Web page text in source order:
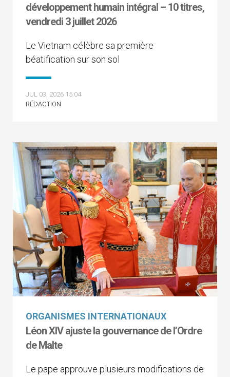
développement humain intégral – 10 titres,
vendredi 3 juillet 2026
Le Vietnam célèbre sa première
béatification sur son sol
JUL 03, 2026 15:04
RÉDACTION
ORGANISMES INTERNATIONAUX
Léon XIV ajuste la gouvernance de l’Ordre
de Malte
Le pape approuve plusieurs modifications de